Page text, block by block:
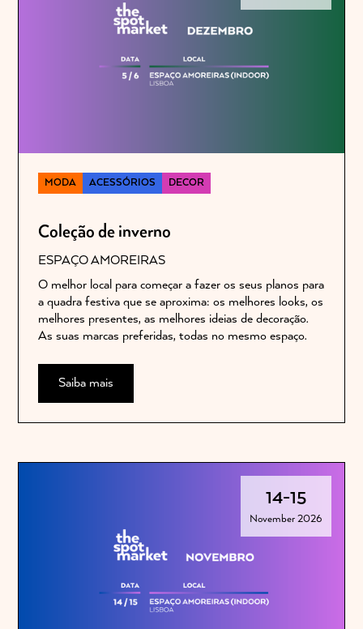
MODA ACESSÓRIOS DECOR
Coleção de inverno
ESPAÇO AMOREIRAS
O melhor local para começar a fazer os seus planos para
a quadra festiva que se aproxima: os melhores looks, os
melhores presentes, as melhores ideias de decoração.
As suas marcas preferidas, todas no mesmo espaço.
Saiba mais
14-15
November 2026